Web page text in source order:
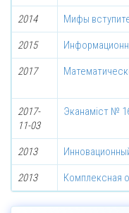
2014 Мифы
2015
2017
2017-
11-03
Эканаміст №
2013
2013 Комплексная